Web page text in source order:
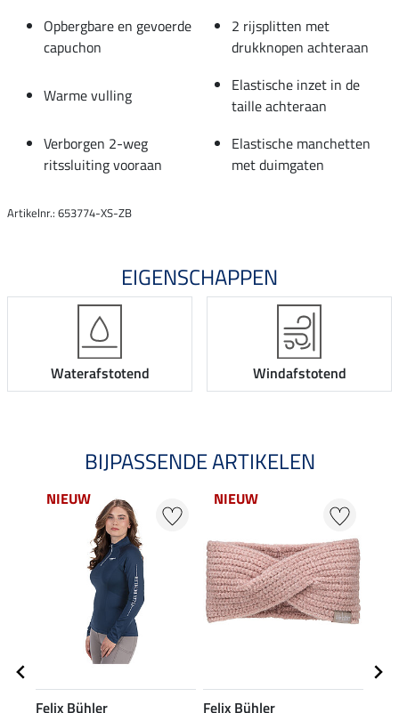
Opbergbare en gevoerde
capuchon
2 rijsplitten met
drukknopen achteraan
Warme vulling
Elastische inzet in de
taille achteraan
Verborgen 2-weg
ritssluiting vooraan
Elastische manchetten
met duimgaten
Artikelnr.: 653774-XS-ZB
EIGENSCHAPPEN
Waterafstotend Windafstotend
BIJPASSENDE ARTIKELEN
NIEUW
Felix Bühler
NIEUW
Felix Bühler